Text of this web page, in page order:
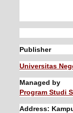
Publisher
Universitas
Managed by
Program Studi
Address: